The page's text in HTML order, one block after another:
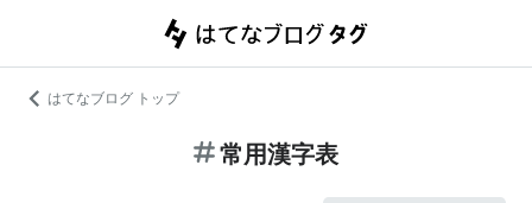
はてなブログ トップ
常用漢字表